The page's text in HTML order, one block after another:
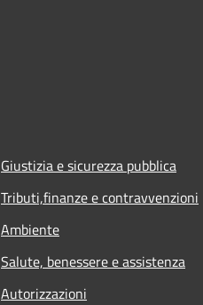
Giustizia e sicurezza pubblica
Tributi,finanze e contravvenzioni
Ambiente
Salute, benessere e assistenza
Autorizzazioni